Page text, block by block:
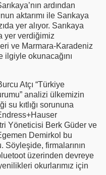
ardından
aktarımı ile Sarıkaya
yer alıyor. Sarıkaya
yer verdiğimiz
ve Marmara-Karadeniz
ilgiyle okunacağını
Atçı “Türkiye
analizi ülkemizin
su kıtlığı sorununa
Yöneticisi Berk Güder ve
Demirkol bu
Söyleşide, firmalarının
üzerinden devreye
okurlarımız için